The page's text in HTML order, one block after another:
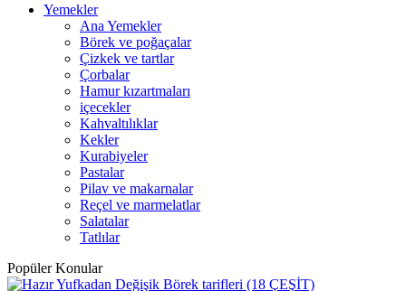
Yemekler
Ana Yemekler
Börek ve poğaçalar
Çizkek ve tartlar
Çorbalar
Hamur kızartmaları
içecekler
Kahvaltılıklar
Kekler
Kurabiyeler
Pastalar
Pilav ve makarnalar
Reçel ve marmelatlar
Salatalar
Tatlılar
Popüler Konular